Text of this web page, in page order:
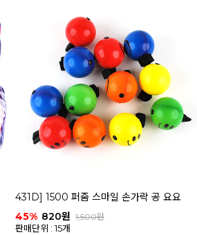
431D] 1500 퍼줌 스마일 손가락 공 요요
45% 820원 1,500원
판매단위 : 15개